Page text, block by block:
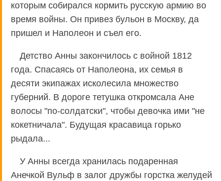
которым собирался кормить русскую армию во
время войны. Он привез бульон в Москву, да
пришел и Наполеон и съел его.
Детство Анны закончилось с войной 1812
года. Спасаясь от Наполеона, их семья в
десяти экипажах исколесила множество
губерний. В дороге тетушка откромсала Ане
волосы "по-солдатски", чтобы девочка ими "не
кокетничала". Будущая красавица горько
рыдала...
У Анны всегда хранилась подаренная
Анечкой Вульф в залог дружбы горстка желудей